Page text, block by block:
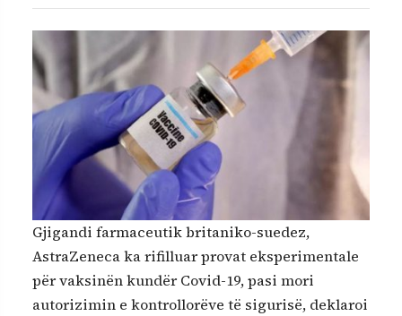
Gjigandi farmaceutik britaniko-suedez,
AstraZeneca ka rifilluar provat eksperimentale
për vaksinën kundër Covid-19, pasi mori
autorizimin e kontrollorëve të sigurisë, deklaroi